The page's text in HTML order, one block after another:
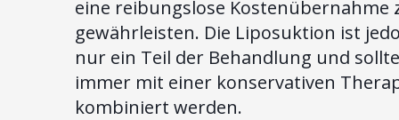
eine reibungslose Kostenübernahme
gewährleisten. Die Liposuktion ist
nur ein Teil der Behandlung und sollte
immer mit einer konservativen
kombiniert werden.